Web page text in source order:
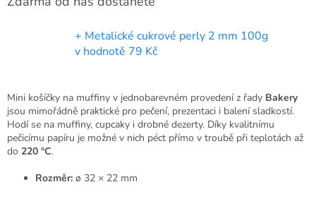
+ Metalické cukrové perly 2 mm 100g
v hodnotě 79 Kč
Mini košíčky na muffiny v jednobarevném provedení z řady Bakery
jsou mimořádně praktické pro pečení, prezentaci i balení sladkostí.
Hodí se na muffiny, cupcaky i drobné dezerty. Díky kvalitnímu
pečicímu papíru je možné v nich péct přímo v troubě při teplotách až
do 220 °C.
Rozměr: ø 32 × 22 mm